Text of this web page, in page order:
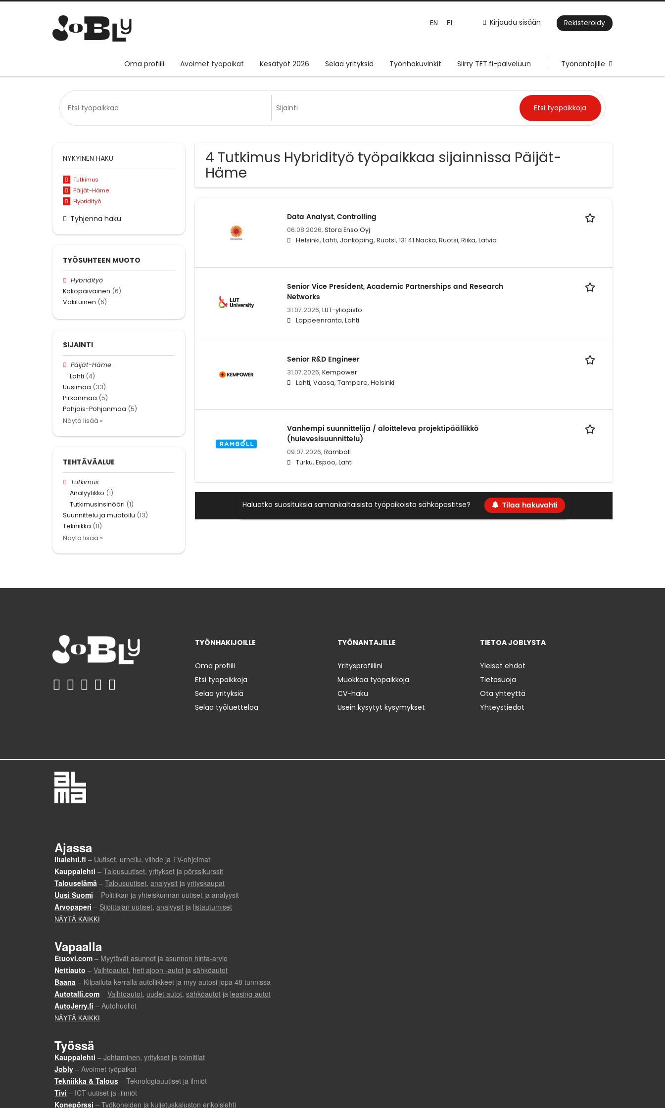
Kirjaudu sisään Rekisteröidy
EN FI
Oma profiili Avoimet työpaikat Kesätyöt 2026 Selaa yrityksiä Työnhakuvinkit Siirry TET.fi-palveluun Työnantajille
4 Tutkimus Hybridityö työpaikkaa sijainnissa Päijät-
Häme
Data Analyst, Controlling
06.08.2026, Stora Enso Oyj
Helsinki, Lahti, Jönköping, Ruotsi, 131 41 Nacka, Ruotsi, Riika, Latvia
Senior Vice President, Academic Partnerships and Research
Networks
31.07.2026, LUT-yliopisto
Lappeenranta, Lahti
Senior R&D Engineer
31.07.2026, Kempower
Lahti, Vaasa, Tampere, Helsinki
Vanhempi suunnittelija / aloitteleva projektipäällikkö
(hulevesisuunnittelu)
09.07.2026, Ramboll
Turku, Espoo, Lahti
Haluatko suosituksia samankaltaisista työpaikoista sähköpostitse? Tilaa hakuvahti
NYKYINEN HAKU
Tutkimus
Päijät-Häme
Hybridityö
Tyhjennä haku
TYÖSUHTEEN MUOTO
Hybridityö
Kokopäiväinen (6)
Vakituinen (6)
SIJAINTI
Päijät-Häme
Lahti (4)
Uusimaa (33)
Pirkanmaa (5)
Pohjois-Pohjanmaa (5)
Näytä lisää »
TEHTÄVÄALUE
Tutkimus
Analyytikko (1)
Tutkimusinsinööri (1)
Suunnittelu ja muotoilu (13)
Tekniikka (11)
Näytä lisää »
TYÖNHAKIJOILLE
Oma profiili
Etsi työpaikkoja
Selaa yrityksiä
Selaa työluetteloa
TYÖNANTAJILLE
Yritysprofiilini
Muokkaa työpaikkoja
CV-haku
Usein kysytyt kysymykset
TIETOA JOBLYSTA
Yleiset ehdot
Tietosuoja
Ota yhteyttä
Yhteystiedot